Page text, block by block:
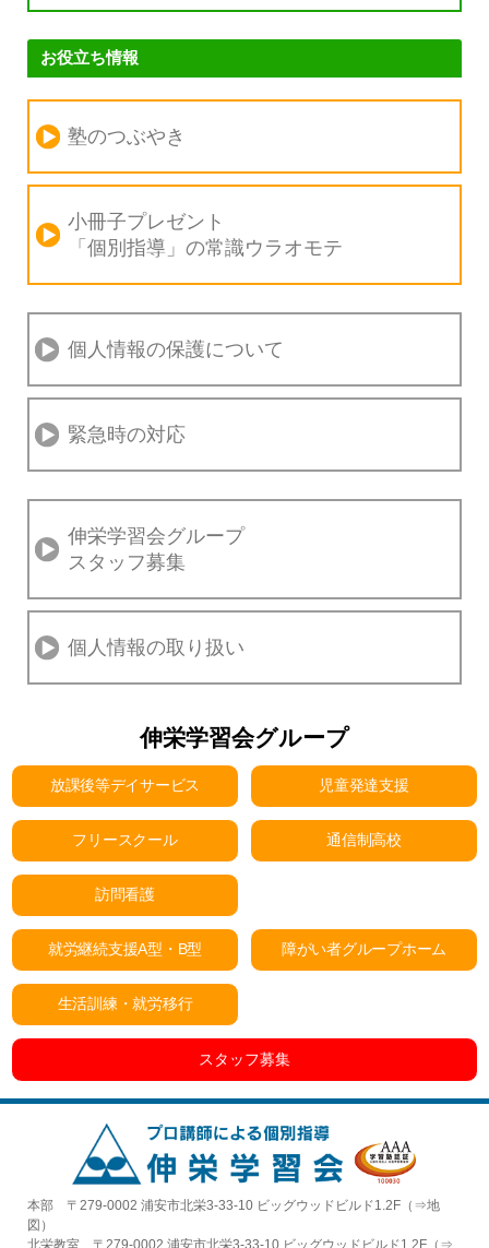
お役立ち情報
塾のつぶやき
小冊子プレゼント
「個別指導」の常識ウラオモテ
個人情報の保護について
緊急時の対応
伸栄学習会グループ
スタッフ募集
個人情報の取り扱い
伸栄学習会グループ
放課後等デイサービス 児童発達支援
フリースクール 通信制高校
訪問看護
就労継続支援A型・B型 障がい者グループホーム
生活訓練・就労移行
スタッフ募集
本部 〒279-0002 浦安市北栄3-33-10 ビッグウッドビルド1.2F（⇒地
図 ）
北栄教室 〒279-0002 浦安市北栄3-33-10 ビッグウッドビルド1.2F（⇒